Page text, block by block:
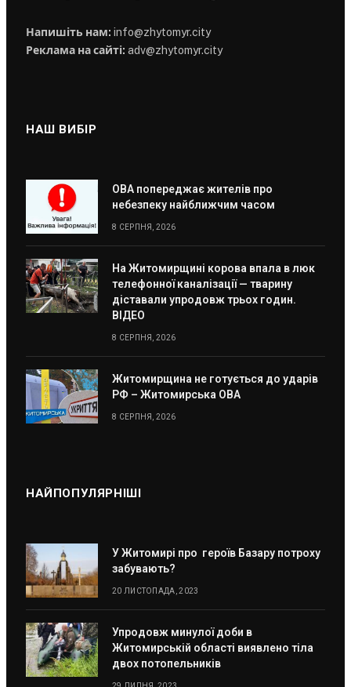
Напишіть нам: info@zhytomyr.city
Реклама на сайті: adv@zhytomyr.city
НАШ ВИБІР
ОВА попереджає жителів про
небезпеку найближчим часом
8 СЕРПНЯ, 2026
На Житомирщині корова впала в люк
телефонної каналізації — тварину
діставали упродовж трьох годин.
ВІДЕО
8 СЕРПНЯ, 2026
Житомирщина не готується до ударів
РФ – Житомирська ОВА
8 СЕРПНЯ, 2026
НАЙПОПУЛЯРНІШІ
У Житомирі про героїв Базару потроху
забувають?
20 ЛИСТОПАДА, 2023
Упродовж минулої доби в
Житомирській області виявлено тіла
двох потопельників